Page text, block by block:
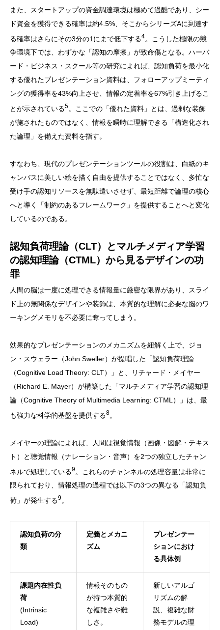
また、スタートアップの資金調達環境は極めて過酷であり、シー
ド資金を獲得できる確率は約4.5%、そこからシリーズAに到達す
る確率はさらにその3分の1にまで低下する4。こうした極限の競
争環境下では、わずかな「認知の摩擦」が致命傷となる。ハーバ
ード・ビジネス・スクール等の研究によれば、認知負荷を最小化
する優れたプレゼンテーション資料は、フォローアップミーティ
ングの獲得率を43%向上させ、情報の定着率を67%引き上げるこ
とが示されている5。ここでの「優れた資料」とは、過剰な装飾
が施されたものではなく、情報を瞬時に理解できる「構造化され
た論理」を備えた資料を指す。
すなわち、現代のプレゼンテーションツールの役割は、白紙のキ
ャンバスに美しい絵を描く自由を提供することではなく、多忙な
受け手の認知リソースを無駄遣いさせず、最短距離で論理の核心
へと導く「制約のあるフレームワーク」を提供することへと変化
しているのである。
認知負荷理論（CLT）とマルチメディア学習
の認知理論（CTML）から見るデザインの功
罪
人間の脳は一度に処理できる情報量に厳密な限界があり、スライ
ド上の無関係なデザインや装飾は、本質的な理解に必要な脳のワ
ーキングメモリを不必要に奪ってしまう。
効果的なプレゼンテーションのメカニズムを紐解く上で、ジョ
ン・スウェラー（John Sweller）が提唱した「認知負荷理論
（Cognitive Load Theory: CLT）」と、リチャード・メイヤー
（Richard E. Mayer）が構築した「マルチメディア学習の認知理
論（Cognitive Theory of Multimedia Learning: CTML）」は、最
も強力な科学的基盤を提供する8。
メイヤーの理論によれば、人間は視覚情報（画像・図解・テキス
ト）と聴覚情報（ナレーション・音声）を2つの独立したチャン
ネルで処理している9。これらのチャンネルの処理容量は非常に
限られており、情報処理の過程では以下の3つの異なる「認知負
荷」が発生する9。
認知負荷の分
類
定義とメカニ
ズム
プレゼンテー
ションにおけ
る具体例
課題内在性負
荷
(Intrinsic
Load)
情報そのもの
が持つ本質的
な複雑さや難
しさ。
新しいアルゴ
リズムの解
説、複雑な財
務モデルの理